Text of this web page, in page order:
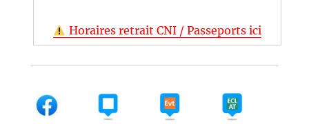
Horaires retrait CNI / Passeports ici